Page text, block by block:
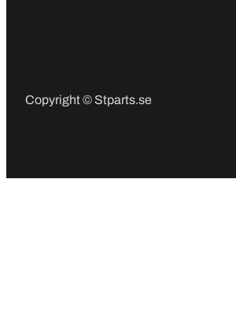
Copyright © Stparts.se